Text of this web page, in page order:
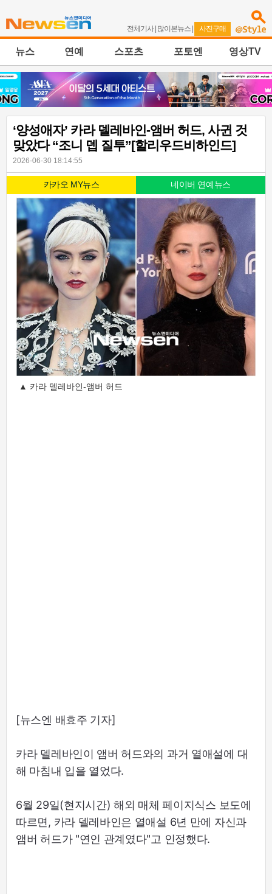
전체기사| 많이본뉴스 | 사진구매
뉴스 연예 스포츠 포토엔 영상TV
‘양성애자’ 카라 델레바인-앰버 허드, 사귄 것
맞았다 “조니 뎁 질투”[할리우드비하인드]
2026-06-30 18:14:55
카카오 MY뉴스 네이버 연예뉴스
▲ 카라 델레바인-앰버 허드
[뉴스엔 배효주 기자]
카라 델레바인이 앰버 허드와의 과거 열애설에 대
해 마침내 입을 열었다.
6월 29일(현지시간) 해외 매체 페이지식스 보도에
따르면, 카라 델레바인은 열애설 6년 만에 자신과
앰버 허드가 "연인 관계였다"고 인정했다.